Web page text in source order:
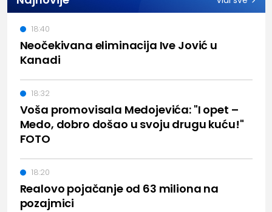
Neočekivana eliminacija Ive Jović u
Kanadi
18:40
Voša promovisala Medojevića: "I opet –
Medo, dobro došao u svoju drugu kuću!"
FOTO
18:32
Realovo pojačanje od 63 miliona na
pozajmici
18:20